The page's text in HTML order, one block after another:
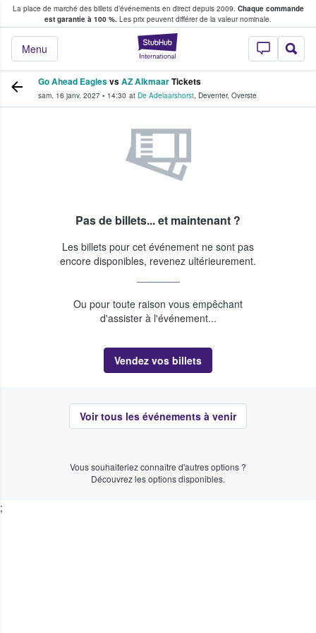
La place de marché des billets d’événements en direct depuis 2009. Chaque commande
est garantie à 100 %. Les prix peuvent différer de la valeur nominale.
StubHub - Où
Menu
fans achètent et vendent des billets
Go Ahead EaglesvsAZ AlkmaarTickets
sam. 16 janv. 2027 • 14:30 at De Adelaarshorst, Deventer, Overste
Pas de billets... et maintenant ?
Les billets pour cet événement ne sont pas
encore disponibles, revenez ultérieurement.
Ou pour toute raison vous empêchant
d'assister à l'événement...
Vendez vos billets
Voir tous les événements à venir
Vous souhaiteriez connaître d'autres options ?
Découvrez les options disponibles.
;